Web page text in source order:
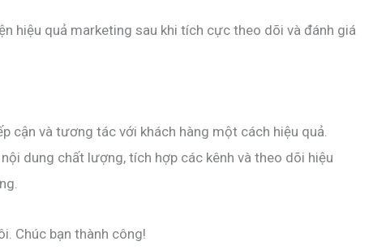
hiệu quả marketing sau khi tích cực theo dõi và đánh giá
cận và tương tác với khách hàng một cách hiệu quả.
dung chất lượng, tích hợp các kênh và theo dõi hiệu
Chúc bạn thành công!